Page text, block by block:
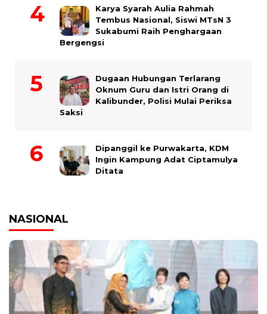
Karya Syarah Aulia Rahmah
Tembus Nasional, Siswi MTsN 3
Sukabumi Raih Penghargaan
Bergengsi
Dugaan Hubungan Terlarang
Oknum Guru dan Istri Orang di
Kalibunder, Polisi Mulai Periksa
Saksi
Dipanggil ke Purwakarta, KDM
Ingin Kampung Adat Ciptamulya
Ditata
NASIONAL